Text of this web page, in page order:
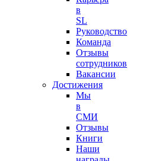
в
SL
Руководство
Команда
Отзывы
сотрудников
Вакансии
Достижения
Мы
в
СМИ
Отзывы
Книги
Наши